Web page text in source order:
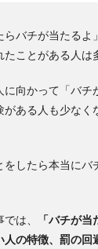
らバチが当たる
ことがある人は
に向かって「バチ
がある人も少なく
をしたら本当にバ
は、
「バチが
人の特徴、罰の回